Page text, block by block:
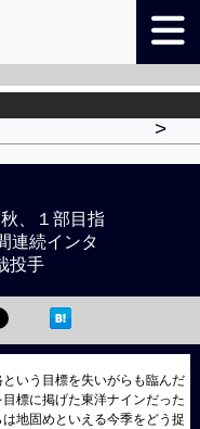
>
、１部目指
連続インタ
投手
いう目標を失いがらも臨んだ
標に掲げた東洋ナインだった
地固めといえる今季をどう捉